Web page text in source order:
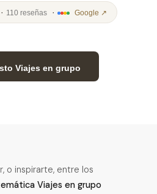
· 110 reseñas · Google ↗
Viajes en grupo
o inspirarte, entre los
Viajes en grupo